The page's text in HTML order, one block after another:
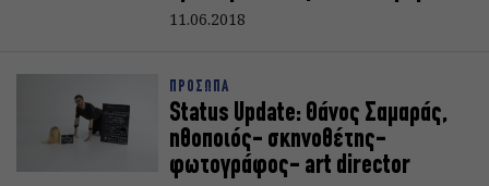
11.06.2018
ΠΡΟΣΩΠΑ
Status Update: Θάνος Σαμαράς,
ηθοποιός- σκηνοθέτης-
φωτογράφος- art director